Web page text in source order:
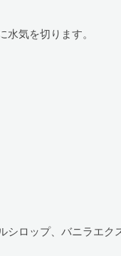
気を切ります。
ロップ、バニラエク